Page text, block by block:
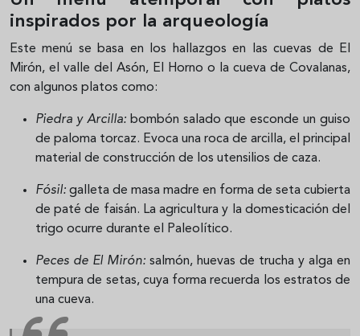
inspirados por la arqueología
Este menú se basa en los hallazgos en las cuevas de El
Mirón, el valle del Asón, El Horno o la cueva de Covalanas,
con algunos platos como:
Piedra y Arcilla:bombón salado que esconde un guiso
de paloma torcaz. Evoca una roca de arcilla, el principal
material de construcción de los utensilios de caza.
Fósil: galleta de masa madre en forma de seta cubierta
de paté de faisán. La agricultura y la domesticación del
trigo ocurre durante el Paleolítico.
Peces de El Mirón: salmón, huevas de trucha y alga en
tempura de setas, cuya forma recuerda los estratos de
una cueva.